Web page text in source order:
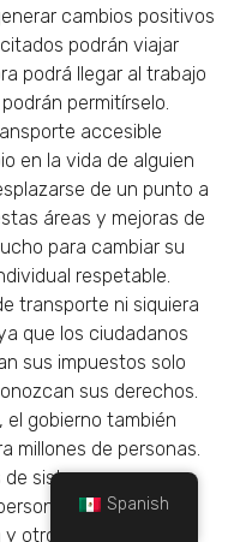
cambios positivos
podrán viajar
podrá llegar al trabajo
permitírselo.
accesible
en la vida de alguien
de un punto a
áreas y mejoras de
para cambiar su
respetable.
transporte ni siquiera
que los ciudadanos
sus impuestos solo
sus derechos.
el gobierno también
millones de personas.
sistemas,
que
otros proveedores
Spanish